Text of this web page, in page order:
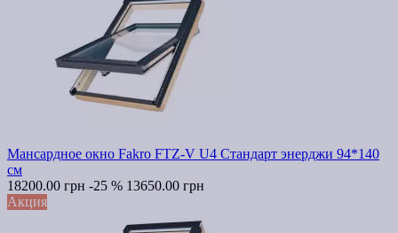
Мансардное окно Fakro FTZ-V U4 Стандарт энерджи 94*140
см
18200.00 грн -25 % 13650.00 грн
Акция